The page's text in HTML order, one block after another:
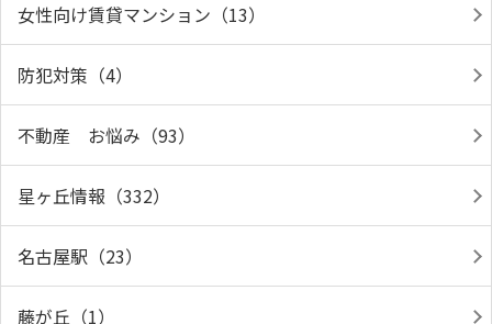
女性向け賃貸マンション（13）
防犯対策（4）
不動産 お悩み（93）
星ヶ丘情報（332）
名古屋駅（23）
藤が丘（1）